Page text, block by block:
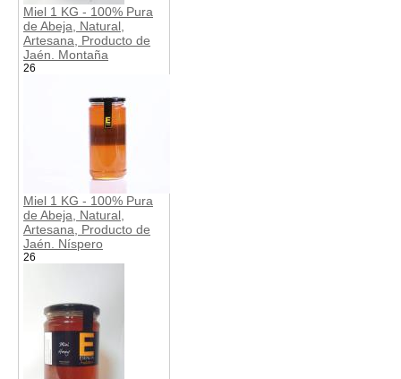
Miel 1 KG - 100% Pura
de Abeja, Natural,
Artesana, Producto de
Jaén. Montaña
26
Miel 1 KG - 100% Pura
de Abeja, Natural,
Artesana, Producto de
Jaén. Níspero
26